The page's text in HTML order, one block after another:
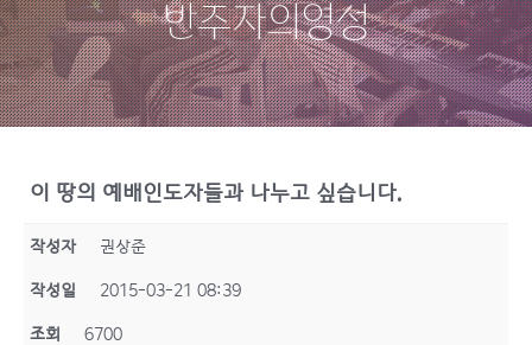
반주자의영성
이 땅의 예배인도자들과 나누고 싶습니다.
작성자 권상준
작성일 2015-03-21 08:39
조회 6700